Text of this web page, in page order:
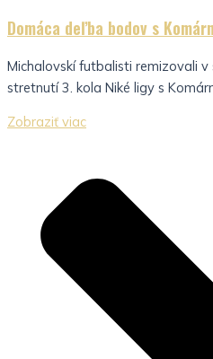
Domáca deľba bodov s
Michalovskí futbalisti remizovali
stretnutí 3. kola Niké ligy s
Zobraziť viac